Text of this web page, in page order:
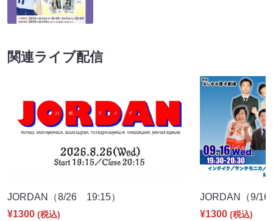
関連ライブ配信
JORDAN（8/26 19:15）
¥1300 (税込)
JORDAN（9/
¥1300 (税込)